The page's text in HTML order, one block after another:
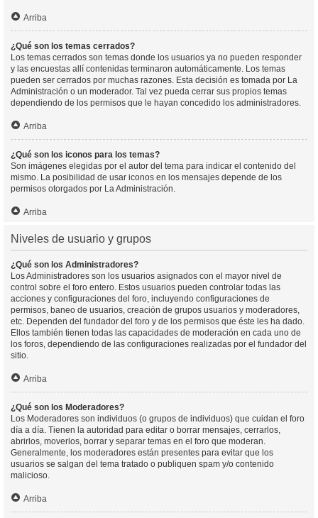
Arriba
¿Qué son los temas cerrados?
Los temas cerrados son temas donde los usuarios ya no pueden responder
y las encuestas allí contenidas terminaron automáticamente. Los temas
pueden ser cerrados por muchas razones. Esta decisión es tomada por La
Administración o un moderador. Tal vez pueda cerrar sus propios temas
dependiendo de los permisos que le hayan concedido los administradores.
Arriba
¿Qué son los iconos para los temas?
Son imágenes elegidas por el autor del tema para indicar el contenido del
mismo. La posibilidad de usar iconos en los mensajes depende de los
permisos otorgados por La Administración.
Arriba
Niveles de usuario y grupos
¿Qué son los Administradores?
Los Administradores son los usuarios asignados con el mayor nivel de
control sobre el foro entero. Estos usuarios pueden controlar todas las
acciones y configuraciones del foro, incluyendo configuraciones de
permisos, baneo de usuarios, creación de grupos usuarios y moderadores,
etc. Dependen del fundador del foro y de los permisos que éste les ha dado.
Ellos también tienen todas las capacidades de moderación en cada uno de
los foros, dependiendo de las configuraciones realizadas por el fundador del
sitio.
Arriba
¿Qué son los Moderadores?
Los Moderadores son individuos (o grupos de individuos) que cuidan el foro
día a día. Tienen la autoridad para editar o borrar mensajes, cerrarlos,
abrirlos, moverlos, borrar y separar temas en el foro que moderan.
Generalmente, los moderadores están presentes para evitar que los
usuarios se salgan del tema tratado o publiquen spam y/o contenido
malicioso.
Arriba